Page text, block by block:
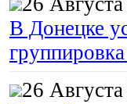
В Донецке
26